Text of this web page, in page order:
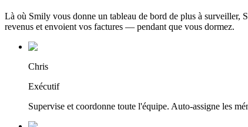
Là où Smily vous donne un tableau de bord de plus à surveiller,
revenus et envoient vos factures — pendant que vous dormez.
Chris
Exécutif
Supervise et coordonne toute l'équipe. Auto-assigne les